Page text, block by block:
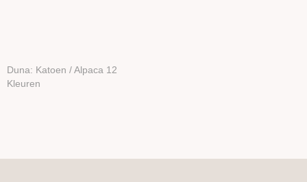
Duna: Katoen / Alpaca 12
Kleuren